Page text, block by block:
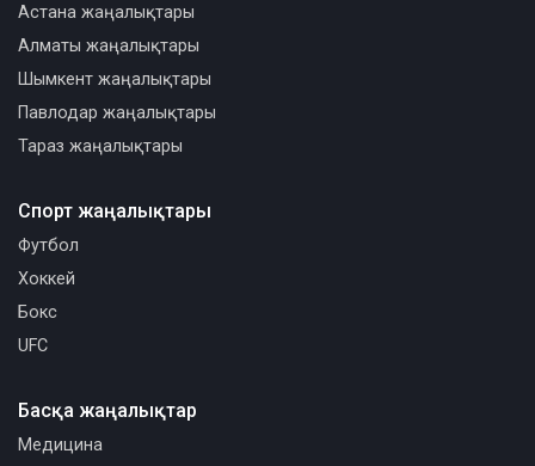
Астана жаңалықтары
Алматы жаңалықтары
Шымкент жаңалықтары
Павлодар жаңалықтары
Тараз жаңалықтары
Спорт жаңалықтары
Футбол
Хоккей
Бокс
UFC
Басқа жаңалықтар
Медицина